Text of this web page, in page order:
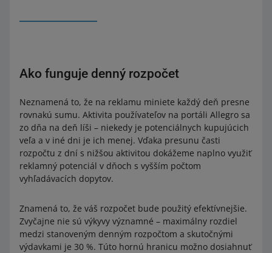
Ako funguje denný rozpočet
Neznamená to, že na reklamu miniete každý deň presne
rovnakú sumu. Aktivita používateľov na portáli Allegro sa
zo dňa na deň líši – niekedy je potenciálnych kupujúcich
veľa a v iné dni je ich menej. Vďaka presunu časti
rozpočtu z dní s nižšou aktivitou dokážeme naplno využiť
reklamný potenciál v dňoch s vyšším počtom
vyhľadávacích dopytov.
Znamená to, že váš rozpočet bude použitý efektívnejšie.
Zvyčajne nie sú výkyvy významné – maximálny rozdiel
medzi stanoveným denným rozpočtom a skutočnými
výdavkami je 30 %. Túto hornú hranicu možno dosiahnuť